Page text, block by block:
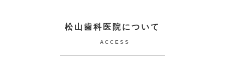
松山歯科医院について
ACCESS